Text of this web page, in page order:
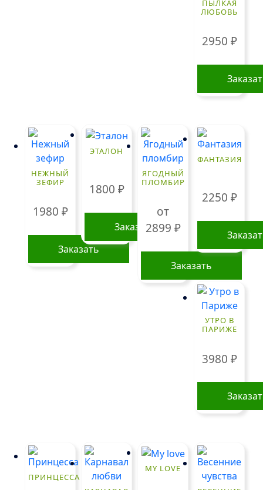
ПЫЛКАЯ
ЛЮБОВЬ
2950 ₽
НЕЖНЫЙ
ЗЕФИР
1980 ₽
Заказать
ЭТАЛОН
1800 ₽
Заказать
ЯГОДНЫЙ
ПЛОМБИР
от
2899 ₽
Заказать
товар
несколько
выбрать
странице
ФАНТАЗИЯ
2250 ₽
УТРО В
ПАРИЖЕ
3980 ₽
ПРИНЦЕССА
MY LOVE